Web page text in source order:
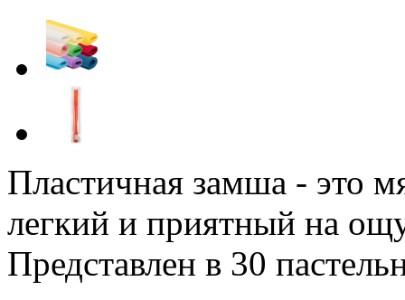
Пластичная замша - это
легкий и приятный на
Представлен в 30